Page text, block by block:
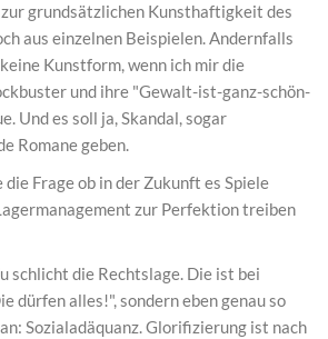
grundsätzlichen Kunsthaftigkeit des
aus einzelnen Beispielen. Andernfalls
Kunstform, wenn ich mir die
und ihre "Gewalt-ist-ganz-schön-
Und es soll ja, Skandal, sogar
Romane geben.
Frage ob in der Zukunft es Spiele
zur Perfektion treiben
schlicht die Rechtslage. Die ist bei
dürfen alles!", sondern eben genau so
Sozialadäquanz. Glorifizierung ist nach